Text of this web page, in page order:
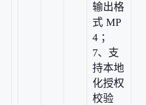
输出格
式 MP
4 ；
7、支
持本地
化授权
校验